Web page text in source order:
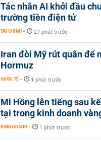
Tác nhân AI khởi đầu
trường tiền điện tử
TÀI CHÍNH - 27 phút trước
Iran đòi Mỹ rút quân để
Hormuz
QUỐC TẾ - 1 phút trước
Mi Hồng lên tiếng sau
tại trong kinh doanh
KINH DOANH - 1 phút trước